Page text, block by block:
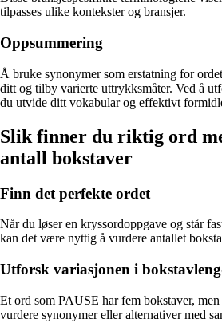
tilpasses ulike kontekster og bransjer.
Oppsummering
Å bruke synonymer som erstatning for
ditt og tilby varierte uttrykksmåter. Ved å
du utvide ditt vokabular og effektivt
Slik finner du riktig ord
antall bokstaver
Finn det perfekte ordet
Når du løser en kryssordoppgave og står
kan det være nyttig å vurdere antallet
Utforsk variasjonen i
Et ord som PAUSE har fem bokstaver,
vurdere synonymer eller alternativer med